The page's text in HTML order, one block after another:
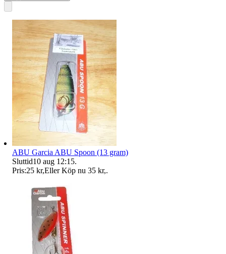
ABU Garcia ABU Spoon (13 gram)
Sluttid10 aug 12:15.
Pris:25 kr,Eller Köp nu 35 kr,.